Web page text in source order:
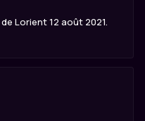
Lorient 12 août 2021.